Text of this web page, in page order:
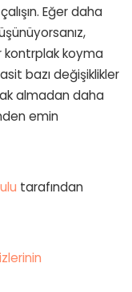
Eğer daha
kontrplak koyma
bazı değişiklikler
almadan daha
emin
tarafından